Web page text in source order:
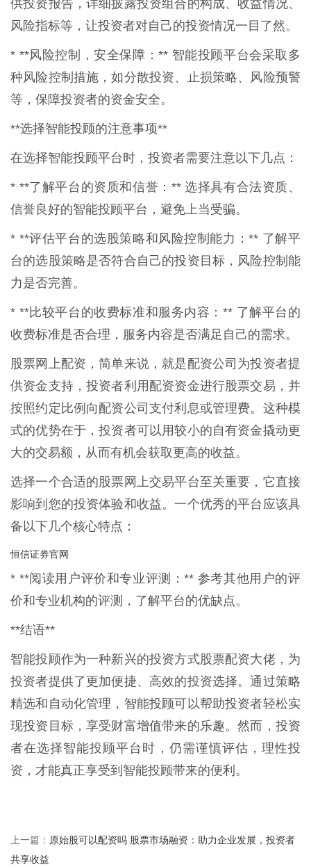
供投资报告，详细披露投资组合的构成、收益情况、
风险指标等，让投资者对自己的投资情况一目了然。
* **风险控制，安全保障：** 智能投顾平台会采取多
种风险控制措施，如分散投资、止损策略、风险预警
等，保障投资者的资金安全。
**选择智能投顾的注意事项**
在选择智能投顾平台时，投资者需要注意以下几点：
* **了解平台的资质和信誉：** 选择具有合法资质、
信誉良好的智能投顾平台，避免上当受骗。
* **评估平台的选股策略和风险控制能力：** 了解平
台的选股策略是否符合自己的投资目标，风险控制能
力是否完善。
* **比较平台的收费标准和服务内容：** 了解平台的
收费标准是否合理，服务内容是否满足自己的需求。
股票网上配资，简单来说，就是配资公司为投资者提
供资金支持，投资者利用配资资金进行股票交易，并
按照约定比例向配资公司支付利息或管理费。这种模
式的优势在于，投资者可以用较小的自有资金撬动更
大的交易额，从而有机会获取更高的收益。
选择一个合适的股票网上交易平台至关重要，它直接
影响到您的投资体验和收益。一个优秀的平台应该具
备以下几个核心特点：
恒信证券官网
* **阅读用户评价和专业评测：** 参考其他用户的评
价和专业机构的评测，了解平台的优缺点。
**结语**
智能投顾作为一种新兴的投资方式股票配资大佬，为
投资者提供了更加便捷、高效的投资选择。通过策略
精选和自动化管理，智能投顾可以帮助投资者轻松实
现投资目标，享受财富增值带来的乐趣。然而，投资
者在选择智能投顾平台时，仍需谨慎评估，理性投
资，才能真正享受到智能投顾带来的便利。
上一篇： 原始股可以配资吗 股票市场融资：助力企业发展，投资者
共享收益